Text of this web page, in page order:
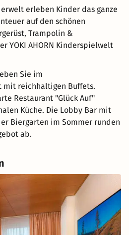
erleben Kinder das ganze
auf den schönen
Trampolin &
YOKI AHORN Kinderspielwelt
Sie im
mit reichhaltigen Buffets.
Restaurant "Glück Auf"
Küche. Die Lobby Bar mit
Biergarten im Sommer runden
ab.